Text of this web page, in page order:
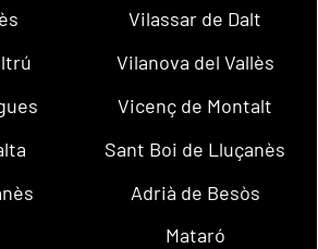
Vilassar de Dalt
Vilanova del Vallès
Vicenç de Montalt
Sant Boi de Lluçanès
Adrià de Besòs
Mataró